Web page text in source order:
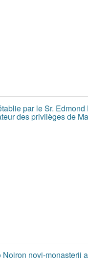
par le Sr.
des privilèges de
novi-